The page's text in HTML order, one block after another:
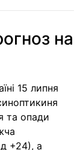
на
15 липня
та опади
+24), а